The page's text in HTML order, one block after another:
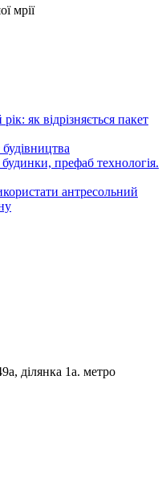
мрії
як відрізняється пакет
префаб технологія.
антресольний
ділянка 1а. метро